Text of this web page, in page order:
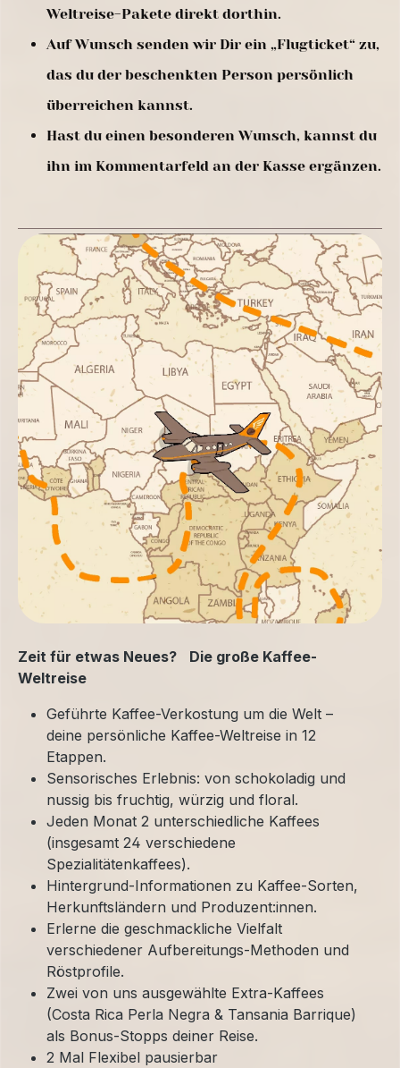
Zeit für etwas Neues? Die große Kaffee-
Weltreise
Geführte Kaffee-Verkostung um die Welt –
deine persönliche Kaffee-Weltreise in 12
Etappen.
Sensorisches Erlebnis: von schokoladig und
nussig bis fruchtig, würzig und floral.
Jeden Monat 2 unterschiedliche Kaffees
(insgesamt 24 verschiedene
Spezialitätenkaffees).
Hintergrund-Informationen zu Kaffee-Sorten,
Herkunftsländern und Produzent:innen.
Erlerne die geschmackliche Vielfalt
verschiedener Aufbereitungs-Methoden und
Röstprofile.
Zwei von uns ausgewählte Extra-Kaffees
(Costa Rica Perla Negra & Tansania Barrique)
als Bonus-Stopps deiner Reise.
2 Mal Flexibel pausierbar
Weltreise-Pakete direkt dorthin.
Auf Wunsch senden wir Dir ein „Flugticket“ zu,
das du der beschenkten Person persönlich
überreichen kannst.
Hast du einen besonderen Wunsch, kannst du
ihn im Kommentarfeld an der Kasse ergänzen.